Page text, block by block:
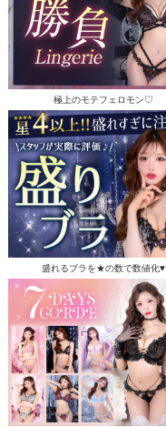
極上のモテフェロモン♡
盛れるブラを★の数で数値化♥